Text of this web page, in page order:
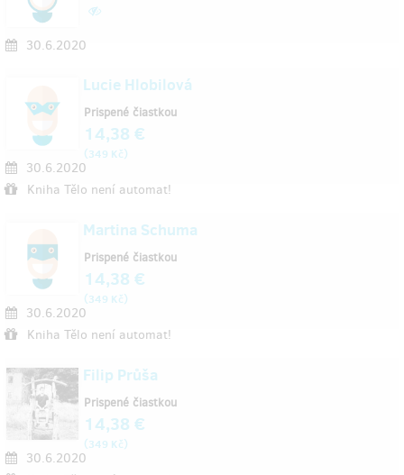
30.6.2020
Lucie Hlobilová
30.6.2020
Kniha Tělo není automat!
Prispené čiastkou
14,38 €
(349 Kč)
Martina Schuma
30.6.2020
Kniha Tělo není automat!
Prispené čiastkou
14,38 €
(349 Kč)
Filip Průša
30.6.2020
Prispené čiastkou
14,38 €
(349 Kč)